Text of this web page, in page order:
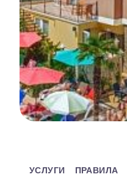
УСЛУГИ ПРАВИЛА